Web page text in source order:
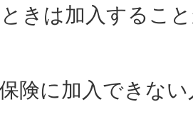
きは加入するこ
保険に加入できな